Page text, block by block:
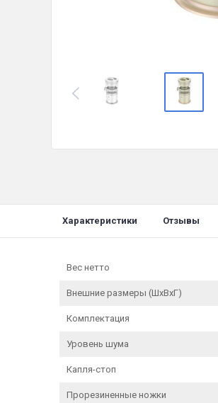
Характеристики Отзывы
Вес нетто
Внешние размеры (ШхВхГ)
Комплектация
Уровень шума
Капля-стоп
Прорезиненные ножки